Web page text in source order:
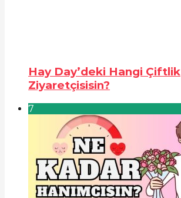
Hay Day’deki Hangi Çiftlik
Ziyaretçisisin?
7